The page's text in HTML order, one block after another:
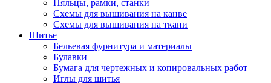
Пяльцы, рамки, станки
Схемы для вышивания на канве
Схемы для вышивания на ткани
Шитье
Бельевая фурнитура и материалы
Булавки
Бумага для чертежных и копировальных работ
Иглы для шитья